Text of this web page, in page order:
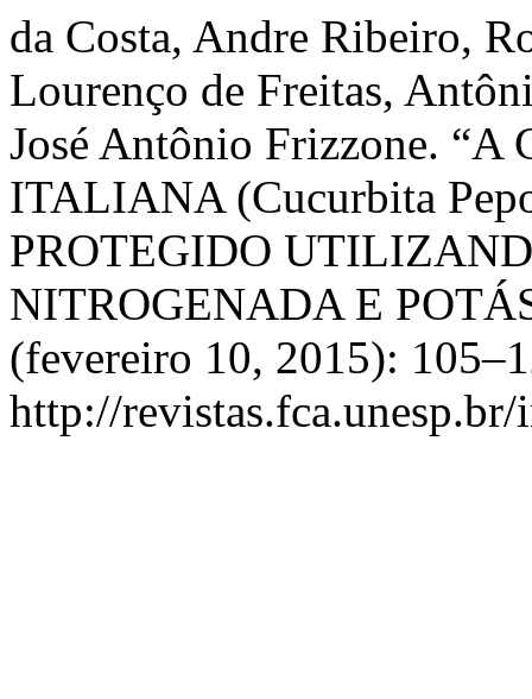
da Costa, Andre Ribeiro,
Lourenço de Freitas,
José Antônio Frizzone.
ITALIANA (Cucurbita
PROTEGIDO
NITROGENADA E
(fevereiro 10, 2015):
http://